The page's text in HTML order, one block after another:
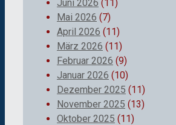
Juni 2026 (11)
Mai 2026 (7)
April 2026 (11)
März 2026 (11)
Februar 2026 (9)
Januar 2026 (10)
Dezember 2025 (11)
November 2025 (13)
Oktober 2025 (11)